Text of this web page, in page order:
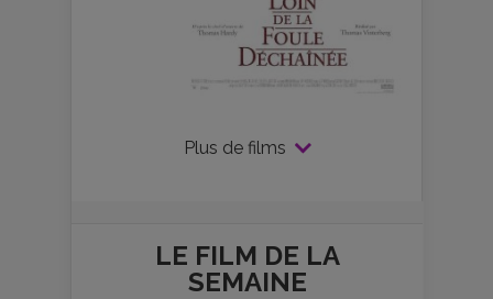
Plus de films
LE FILM DE LA
SEMAINE